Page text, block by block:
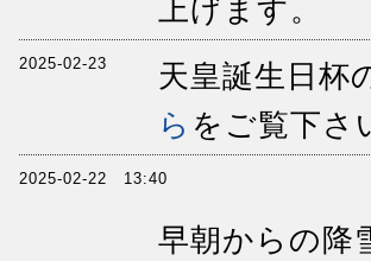
上げます。
2025-02-23
天皇誕生日杯
ら をご覧下さ
2025-02-22 13:40
早朝からの降